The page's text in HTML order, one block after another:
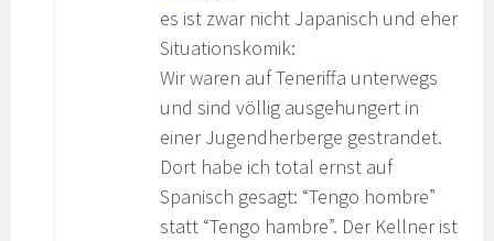
es ist zwar nicht Japanisch und eher
Situationskomik:
Wir waren auf Teneriffa unterwegs
und sind völlig ausgehungert in
einer Jugendherberge gestrandet.
Dort habe ich total ernst auf
Spanisch gesagt: “Tengo hombre”
statt “Tengo hambre”. Der Kellner ist